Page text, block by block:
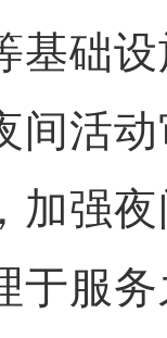
基础
间活
加强
于服